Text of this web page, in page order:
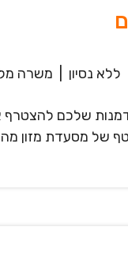
ללא נסיון משרה
שלכם
של מסעדת מזון